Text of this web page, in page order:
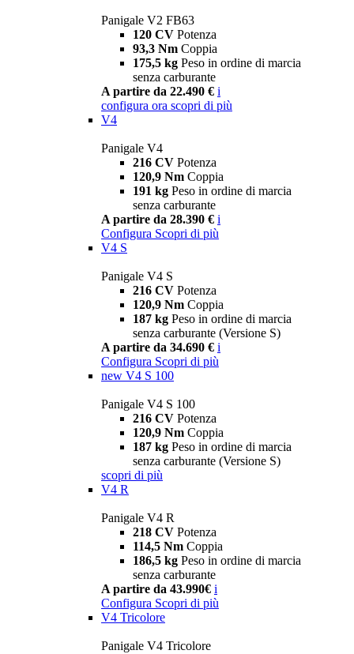
Panigale V2 FB63
120 CV Potenza
93,3 Nm Coppia
175,5 kg Peso in ordine di marcia
senza carburante
A partire da 22.490 € i
configura ora scopri di più
V4
Panigale V4
216 CV Potenza
120,9 Nm Coppia
191 kg Peso in ordine di marcia
senza carburante
A partire da 28.390 € i
Configura Scopri di più
V4 S
Panigale V4 S
216 CV Potenza
120,9 Nm Coppia
187 kg Peso in ordine di marcia
senza carburante (Versione S)
A partire da 34.690 € i
Configura Scopri di più
new V4 S 100
Panigale V4 S 100
216 CV Potenza
120,9 Nm Coppia
187 kg Peso in ordine di marcia
senza carburante (Versione S)
scopri di più
V4 R
Panigale V4 R
218 CV Potenza
114,5 Nm Coppia
186,5 kg Peso in ordine di marcia
senza carburante
A partire da 43.990€ i
Configura Scopri di più
V4 Tricolore
Panigale V4 Tricolore